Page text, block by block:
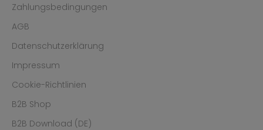
Zahlungsbedingungen
AGB
Datenschutzerklärung
Impressum
Cookie-Richtlinien
B2B Shop
B2B Download (DE)